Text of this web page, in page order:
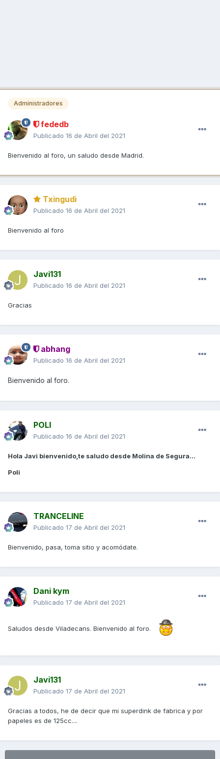
Administradores
fededb
Publicado 16 de Abril del 2021
Bienvenido al foro, un saludo desde Madrid.
Txingudi
Publicado 16 de Abril del 2021
Bienvenido al foro
Javi131
Publicado 16 de Abril del 2021
Gracias
abhang
Publicado 16 de Abril del 2021
Bienvenido al foro.
POLI
Publicado 16 de Abril del 2021
Hola Javi bienvenido,te saludo desde Molina de Segura...
Poli
TRANCELINE
Publicado 17 de Abril del 2021
Bienvenido, pasa, toma sitio y acomódate.
Dani kym
Publicado 17 de Abril del 2021
Saludos desde Viladecans. Bienvenido al foro.
Javi131
Publicado 17 de Abril del 2021
Gracias a todos, he de decir que mi superdink de fabrica y por
papeles es de 125cc....